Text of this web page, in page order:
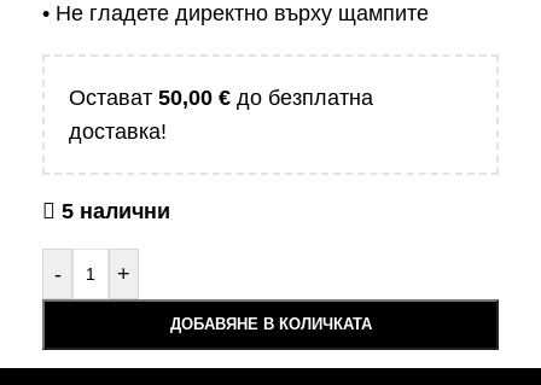
• Не гладете директно върху щампите
Остават 50,00 € до безплатна
доставка!
5 налични
- +
ДОБАВЯНЕ В КОЛИЧКАТА